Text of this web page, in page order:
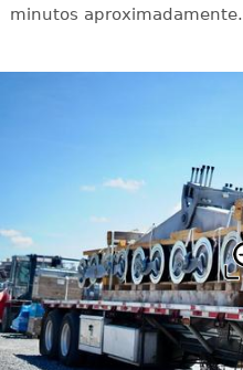
minutos aproximadamente.